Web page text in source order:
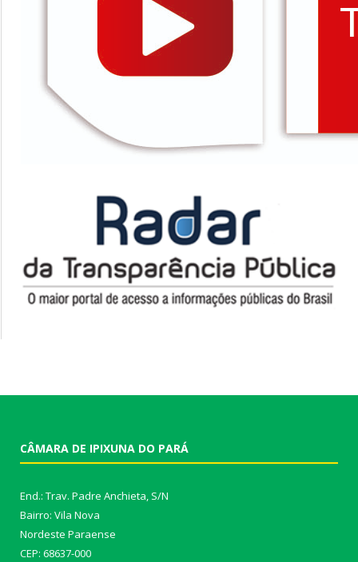
CÂMARA DE IPIXUNA DO PARÁ
End.: Trav. Padre Anchieta, S/N
Bairro: Vila Nova
Nordeste Paraense
CEP: 68637-000